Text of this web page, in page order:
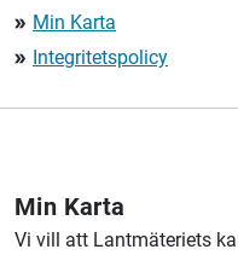
double_arrow Min Karta
double_arrow Integritetspolicy
Min Karta
Vi vill att Lantmäteriets